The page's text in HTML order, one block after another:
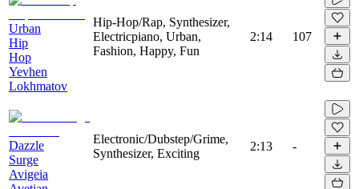
Urban
Hip
Hop
Yevhen
Lokhmatov
Hip-Hop/Rap, Synthesizer,
Electricpiano, Urban,
Fashion, Happy, Fun
2:14 107
Dazzle
Surge
Avigeia
Electronic/Dubstep/Grime,
Synthesizer, Exciting
2:13 -